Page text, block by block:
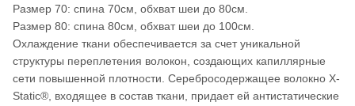
Размер 70: спина 70см, обхват шеи до 80см.
Размер 80: спина 80см, обхват шеи до 100см.
Охлаждение ткани обеспечивается за счет уникальной
структуры переплетения волокон, создающих капиллярные
сети повышенной плотности. Серебросодержащее волокно X-
Static®, входящее в состав ткани, придает ей антистатические